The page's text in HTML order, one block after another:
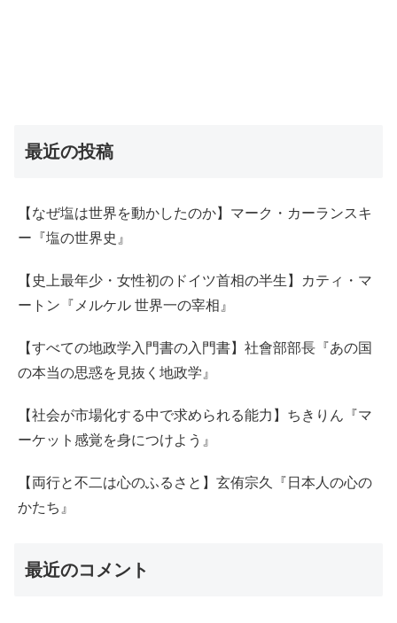
最近の投稿
【なぜ塩は世界を動かしたのか】マーク・カーランスキ
ー『塩の世界史』
【史上最年少・女性初のドイツ首相の半生】カティ・マ
ートン『メルケル 世界一の宰相』
【すべての地政学入門書の入門書】社會部部長『あの国
の本当の思惑を見抜く地政学』
【社会が市場化する中で求められる能力】ちきりん『マ
ーケット感覚を身につけよう』
【両行と不二は心のふるさと】玄侑宗久『日本人の心の
かたち』
最近のコメント